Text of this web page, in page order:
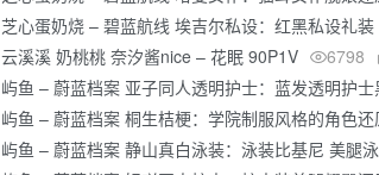
芝心蛋奶烧 – 碧蓝航线 埃吉尔私设：红黑私设礼
云溪溪 奶桃桃 奈汐酱nice – 花眠 90P1V 6798
屿鱼 – 蔚蓝档案 亚子同人透明护士：蓝发透明护
屿鱼 – 蔚蓝档案 桐生桔梗：学院制服风格的角色
屿鱼 – 蔚蓝档案 静山真白泳装：泳装比基尼 美腿